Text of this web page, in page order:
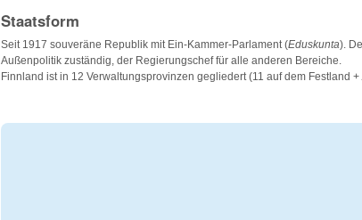
Staatsform
Seit 1917 souveräne Republik mit Ein-Kammer-Parlament (Eduskunta).
Außenpolitik zuständig, der Regierungschef für alle anderen Bereiche.
Finnland ist in 12 Verwaltungsprovinzen gegliedert (11 auf dem Festland +